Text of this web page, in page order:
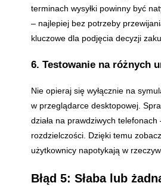
terminach wysyłki powinny być
– najlepiej bez potrzeby
kluczowe dla podjęcia decyzji
6. Testowanie na różnych
Nie opieraj się wyłącznie na
w przeglądarce desktopowej.
działa na prawdziwych
rozdzielczości. Dzięki temu
użytkownicy napotykają w
Błąd 5: Słaba lub